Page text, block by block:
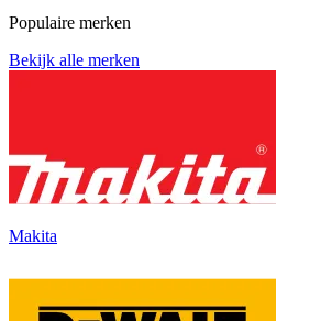
Populaire merken
Bekijk alle merken
Makita